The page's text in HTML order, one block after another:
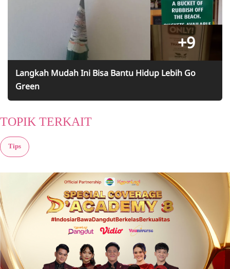
+9
Langkah Mudah Ini Bisa Bantu Hidup Lebih Go
Green
TOPIK TERKAIT
Tips